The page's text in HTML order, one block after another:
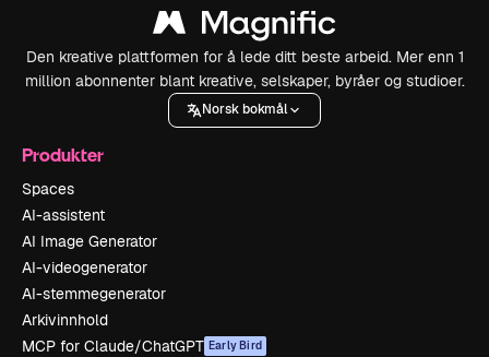
Den kreative plattformen for å lede ditt beste arbeid. Mer enn 1
million abonnenter blant kreative, selskaper, byråer og studioer.
Norsk bokmål
Produkter
Spaces
AI-assistent
AI Image Generator
AI-videogenerator
AI-stemmegenerator
Arkivinnhold
MCP for Claude/ChatGPT Early Bird